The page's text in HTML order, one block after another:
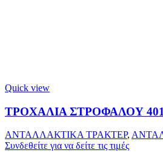
Quick view
ΤΡΟΧΑΛΙΑ ΣΤΡΟΦΑΛΟΥ
ΑΝΤΑΛΛΑΚΤΙΚΑ ΤΡΑΚΤΕΡ,
Συνδεθείτε για να δείτε τις τιμές